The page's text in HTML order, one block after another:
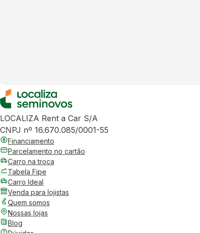
LOCALIZA Rent a Car S/A
CNPJ nº 16.670.085/0001-55
Financiamento
Parcelamento no cartão
Carro na troca
Tabela Fipe
Carro Ideal
Venda para lojistas
Quem somos
Nossas lojas
Blog